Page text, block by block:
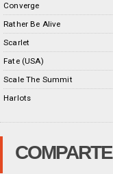
Converge
Rather Be Alive
Scarlet
Fate (USA)
Scale The Summit
Harlots
COMPARTE